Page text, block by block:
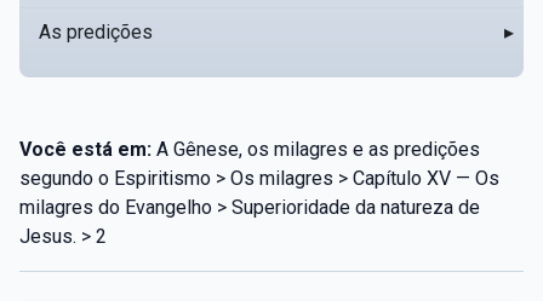
As predições ▸
Você está em: A Gênese, os milagres e as predições
segundo o Espiritismo > Os milagres > Capítulo XV — Os
milagres do Evangelho > Superioridade da natureza de
Jesus. > 2